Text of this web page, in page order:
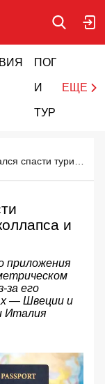
ПОГОДА
И
ТУРИЗМ
ЕЩЕ
и
приложения
за его
— Швеции и
Италия